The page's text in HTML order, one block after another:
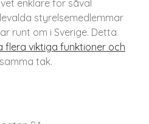
enklare för såväl
styrelsemedlemmar
runt om i Sverige. Detta
flera viktiga funktioner och
tak.